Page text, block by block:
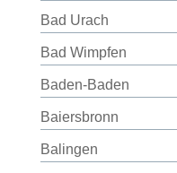
Bad Urach
Bad Wimpfen
Baden-Baden
Baiersbronn
Balingen